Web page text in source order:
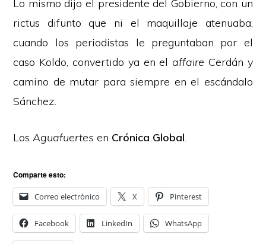
Lo mismo dijo el presidente del Gobierno, con un
rictus difunto que ni el maquillaje atenuaba,
cuando los periodistas le preguntaban por el
caso Koldo, convertido ya en el affaire Cerdán y
camino de mutar para siempre en el escándalo
Sánchez.
LosAguafuertes en Crónica Global.
Comparte esto:
Correo electrónico X Pinterest
Facebook LinkedIn WhatsApp